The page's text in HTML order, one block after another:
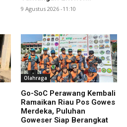
9 Agustus 2026 -11:10
Olahraga
Go-SoC Perawang Kembali
Ramaikan Riau Pos Gowes
Merdeka, Puluhan
Goweser Siap Berangkat